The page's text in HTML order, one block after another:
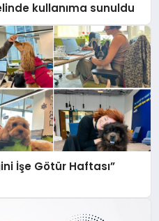
kullanıma sunuldu
İşe Götür Haftası”